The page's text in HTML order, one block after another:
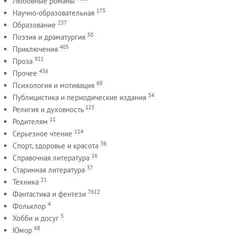
Научно-образовательная 175
Образование 237
Поэзия и драматургия 50
Приключения 405
Проза 921
Прочее 456
Психология и мотивация 68
Публицистика и периодические издания 54
Религия и духовность 125
Родителям 11
Серьезное чтение 114
Спорт, здоровье и красота 36
Справочная литература 16
Старинная литература 37
Техника 21
Фантастика и фентези 7612
Фольклор 4
Хобби и досуг 5
Юмор 68